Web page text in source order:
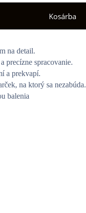
Kosárba
na detail.
precízne spracovanie.
a prekvapí.
na ktorý sa nezabúda.
balenia